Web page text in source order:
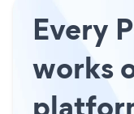
Every
works